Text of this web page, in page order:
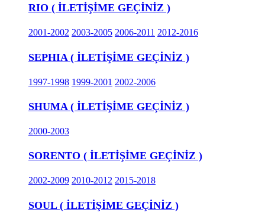
RIO ( İLETİŞİME GEÇİNİZ )
2001-2002 2003-2005 2006-2011 2012-2016
SEPHIA ( İLETİŞİME GEÇİNİZ )
1997-1998 1999-2001 2002-2006
SHUMA ( İLETİŞİME GEÇİNİZ )
2000-2003
SORENTO ( İLETİŞİME GEÇİNİZ )
2002-2009 2010-2012 2015-2018
SOUL ( İLETİŞİME GEÇİNİZ )